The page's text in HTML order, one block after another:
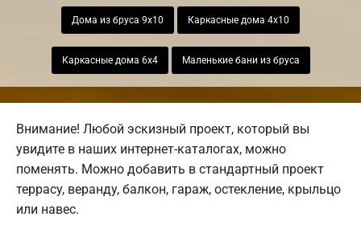
Дома из бруса 9х10 Каркасные дома 4х10
Каркасные дома 6х4 Маленькие бани из бруса
Внимание! Любой эскизный проект, который вы
увидите в наших интернет-каталогах, можно
поменять. Можно добавить в стандартный проект
террасу, веранду, балкон, гараж, остекление, крыльцо
или навес.